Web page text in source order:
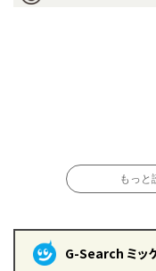
もっと
G-Search ミッ